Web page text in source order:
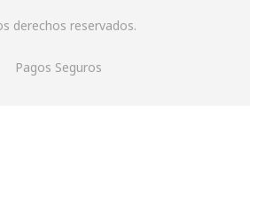
derechos reservados.
Pagos Seguros